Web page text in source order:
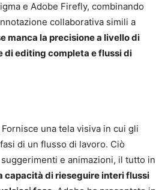
e Adobe Firefly, combinando
collaborativa simili a
manca la precisione a livello di
di editing completa e flussi di
una tela visiva in cui gli
di un flusso di lavoro. Ciò
e animazioni, il tutto in
capacità di rieseguire interi flussi